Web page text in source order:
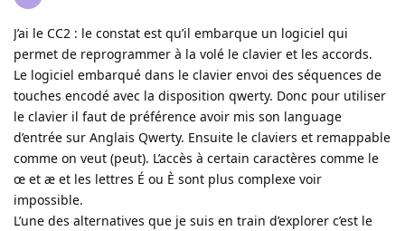
J’ai le CC2 : le constat est qu’il embarque un logiciel qui
permet de reprogrammer à la volé le clavier et les accords.
Le logiciel embarqué dans le clavier envoi des séquences de
touches encodé avec la disposition qwerty. Donc pour utiliser
le clavier il faut de préférence avoir mis son language
d’entrée sur Anglais Qwerty. Ensuite le claviers et remappable
comme on veut (peut). L’accès à certain caractères comme le
œ et æ et les lettres É ou È sont plus complexe voir
impossible.
L’une des alternatives que je suis en train d’explorer c’est le